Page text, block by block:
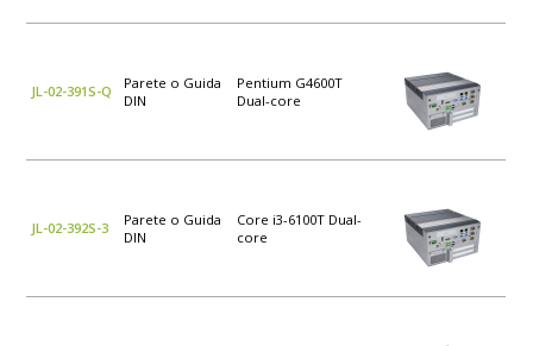
JL-02-391S-Q
Parete o Guida
DIN
Pentium G4600T
Dual-core
JL-02-392S-3
Parete o Guida
DIN
Core i3-6100T Dual-
core